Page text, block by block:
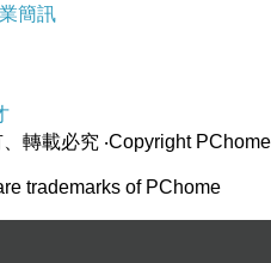
簡訊
、轉載必究 ‧Copyright PChome
trademarks of PChome